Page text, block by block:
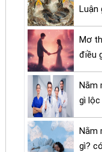
Luận
Mơ
điều
Nằm
gì
Nằm
gì?